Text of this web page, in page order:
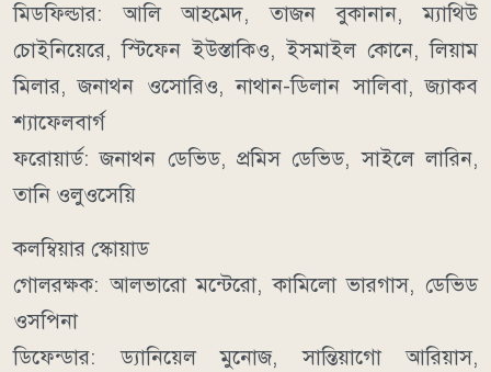
মিডফিল্ডার: আলি আহমেদ, তাজন বুকানান, ম্যাথিউ
চোইনিয়েরে, স্টিফেন ইউস্তাকিও, ইসমাইল কোনে, লিয়াম
মিলার, জনাথন ওসোরিও, নাথান-ডিলান সালিবা, জ্যাকব
শ্যাফেলবার্গ
ফরোয়ার্ড: জনাথন ডেভিড, প্রমিস ডেভিড, সাইলে লারিন,
তানি ওলুওসেয়ি
কলম্বিয়ার স্কোয়াড
গোলরক্ষক: আলভারো মন্টেরো, কামিলো ভারগাস, ডেভিড
ওসপিনা
ডিফেন্ডার: ড্যানিয়েল মুনোজ, সান্তিয়াগো আরিয়াস,